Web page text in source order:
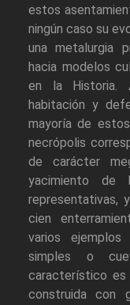
estos
ningún caso su
una metalurgia
hacia modelos
en la Historia.
habitación y
mayoría de
necrópolis
de carácter
yacimiento de
representativas,
cien
varios ejemplos
simples o
característico es
construida con